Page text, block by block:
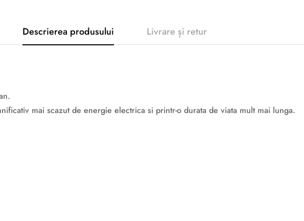
Descrierea produsului Livrare și retur
mai scazut de energie electrica si printr-o durata de viata mult mai lunga.